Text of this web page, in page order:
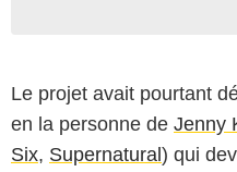
Le projet avait pourtant
en la personne de Jenny
Six, Supernatural) qui